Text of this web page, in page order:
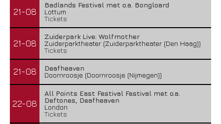
21-08
Badlands Festival met o.a. Bongloard
Lottum
Tickets
21-08
Zuiderpark Live: Wolfmother
Zuiderparktheater (Zuiderparktheater (Den Haag))
Tickets
21-08
Deafheaven
Doornroosje (Doornroosje (Nijmegen))
22-08
All Points East Festival Festival met o.a.
Deftones, Deafheaven
London
Tickets